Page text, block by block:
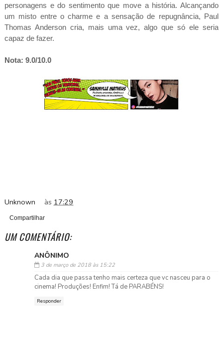
personagens e do sentimento que move a história. Alcançando
um misto entre o charme e a sensação de repugnância, Paul
Thomas Anderson cria, mais uma vez, algo que só ele seria
capaz de fazer.
Nota: 9.0/10.0
Unknown às 17:29
Compartilhar
UM COMENTÁRIO:
ANÔNIMO
3 de março de 2018 às 15:22
Cada dia que passa tenho mais certeza que vc nasceu para o
cinema! Produções! Enfim! Tá de PARABÉNS!
Responder